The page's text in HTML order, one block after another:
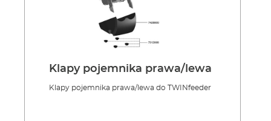
Klapy pojemnika prawa/lewa
Klapy pojemnika prawa/lewa do TWINfeeder